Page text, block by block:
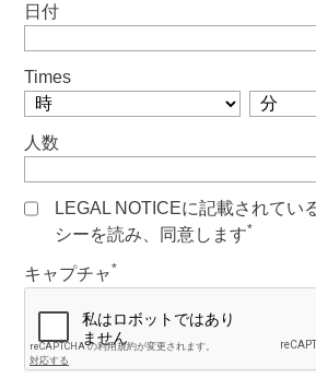
日付
Times
人数
LEGAL NOTICEに記載されてい
シーを読み、同意します*
キャプチャ*